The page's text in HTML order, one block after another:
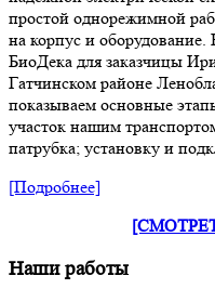
простой однорежимной
на корпус и
БиоДека для заказчицы
Гатчинском районе
показываем основные
участок нашим
патрубка; установку и
[Подробнее]
Наши работы